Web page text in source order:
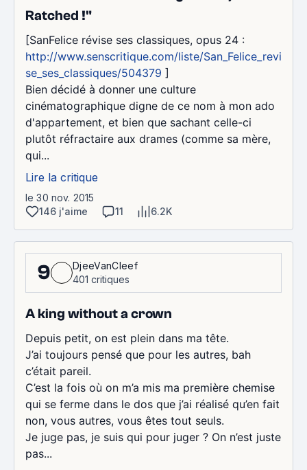
Ratched !"
[SanFelice révise ses classiques, opus 24 :
http://www.senscritique.com/liste/San_Felice_revi
se_ses_classiques/504379 ]
Bien décidé à donner une culture
cinématographique digne de ce nom à mon ado
d'appartement, et bien que sachant celle-ci
plutôt réfractaire aux drames (comme sa mère,
qui...
Lire la critique
le 30 nov. 2015
146 j'aime
11 6.2K
9
DjeeVanCleef
401 critiques
A king without a crown
Depuis petit, on est plein dans ma tête.
J’ai toujours pensé que pour les autres, bah
c’était pareil.
C’est la fois où on m’a mis ma première chemise
qui se ferme dans le dos que j’ai réalisé qu’en fait
non, vous autres, vous êtes tout seuls.
Je juge pas, je suis qui pour juger ? On n’est juste
pas...